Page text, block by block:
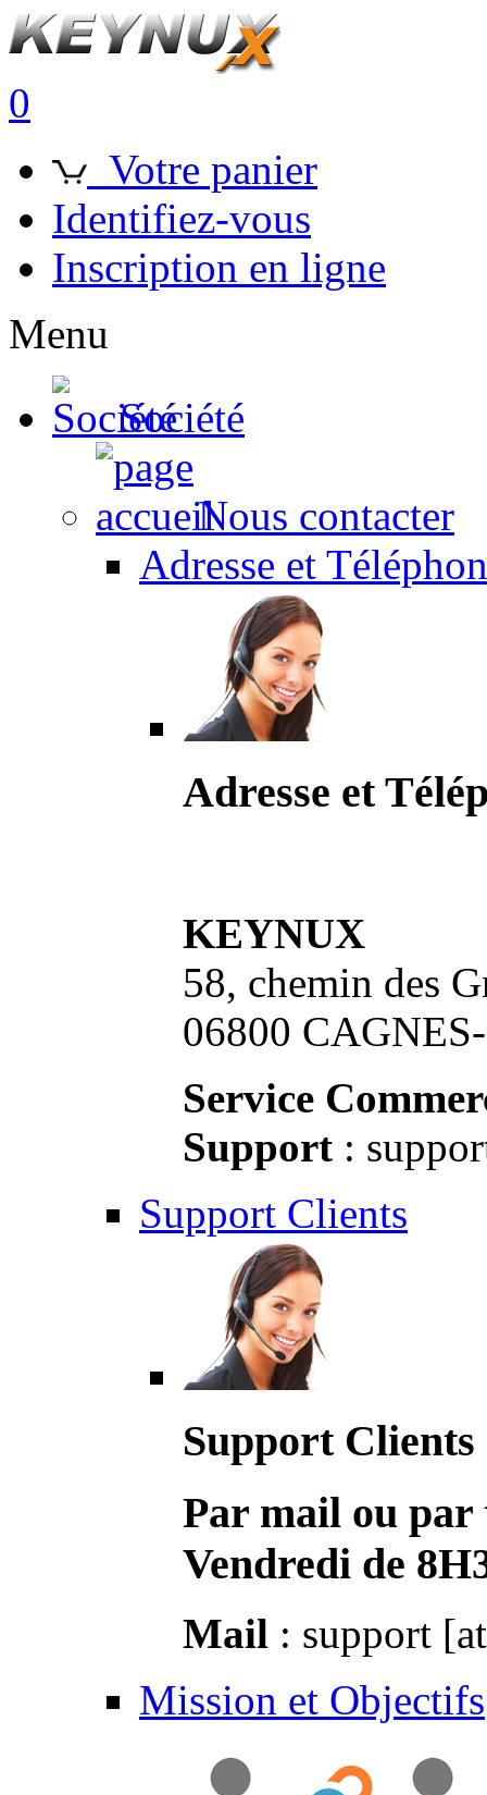
0
Votre panier
Identifiez-vous
Inscription en ligne
Menu
Société
Nous contacter
Adresse et
Adresse et
KEYNUX
58, chemin des
06800
Service
Support :
Support Clients
Support Clients
Par mail ou par
Vendredi de
Mail : support
Mission et Objectifs